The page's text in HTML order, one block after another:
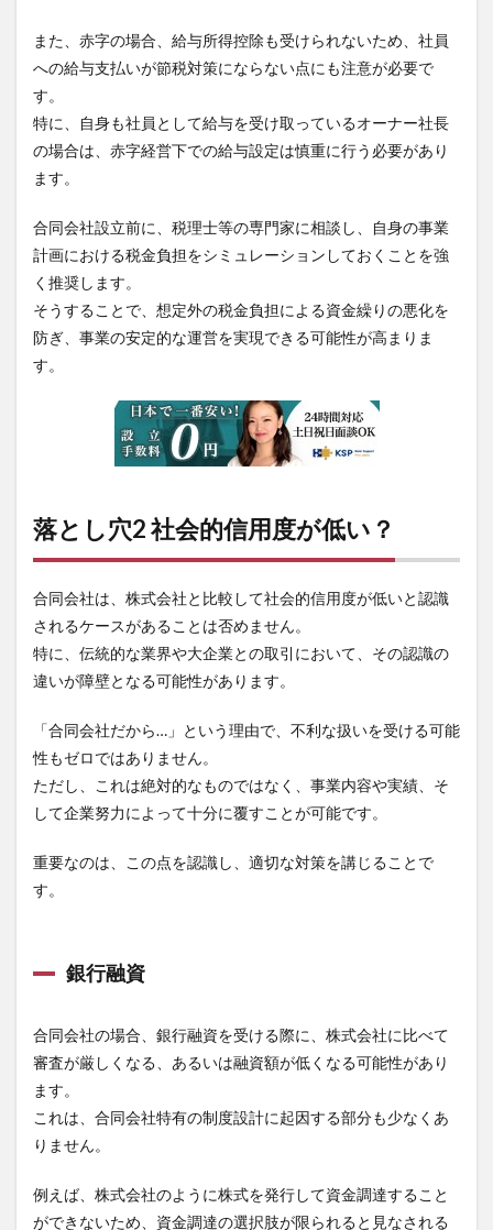
また、赤字の場合、給与所得控除も受けられないため、社員
への給与支払いが節税対策にならない点にも注意が必要で
す。
特に、自身も社員として給与を受け取っているオーナー社長
の場合は、赤字経営下での給与設定は慎重に行う必要があり
ます。
合同会社設立前に、税理士等の専門家に相談し、自身の事業
計画における税金負担をシミュレーションしておくことを強
く推奨します。
そうすることで、想定外の税金負担による資金繰りの悪化を
防ぎ、事業の安定的な運営を実現できる可能性が高まりま
す。
落とし穴2 社会的信用度が低い？
合同会社は、株式会社と比較して社会的信用度が低いと認識
されるケースがあることは否めません。
特に、伝統的な業界や大企業との取引において、その認識の
違いが障壁となる可能性があります。
「合同会社だから…」という理由で、不利な扱いを受ける可能
性もゼロではありません。
ただし、これは絶対的なものではなく、事業内容や実績、そ
して企業努力によって十分に覆すことが可能です。
重要なのは、この点を認識し、適切な対策を講じることで
す。
銀行融資
合同会社の場合、銀行融資を受ける際に、株式会社に比べて
審査が厳しくなる、あるいは融資額が低くなる可能性があり
ます。
これは、合同会社特有の制度設計に起因する部分も少なくあ
りません。
例えば、株式会社のように株式を発行して資金調達すること
ができないため、資金調達の選択肢が限られると見なされる